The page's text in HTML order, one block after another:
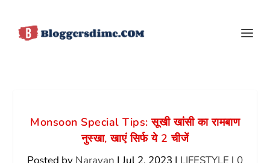
Monsoon Special Tips: सूखी खांसी का रामबाण
नुस्खा, खाएं सिर्फ ये 2 चीजें